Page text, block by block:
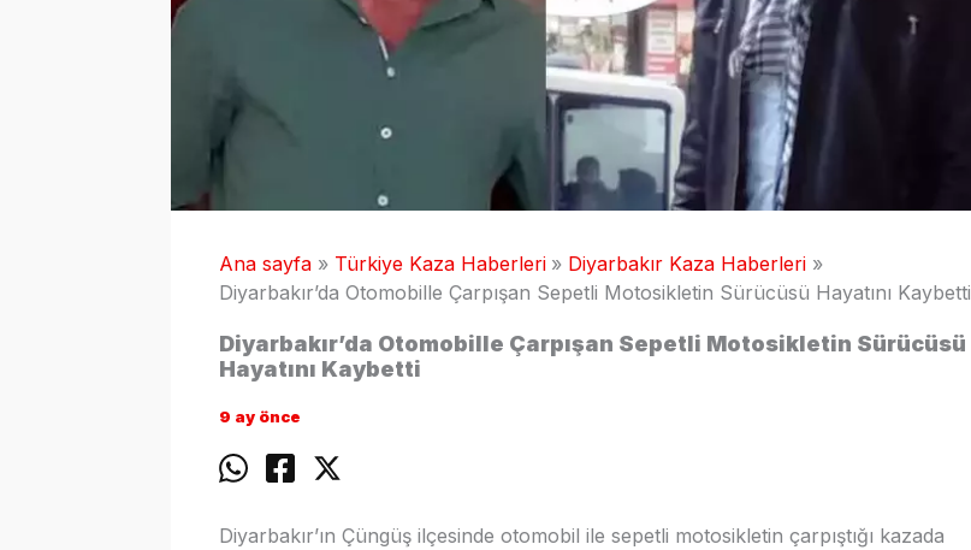
Ana sayfa Türkiye Kaza Haberleri
Diyarbakır Kaza Haberleri
Diyarbakır’da Otomobille Çarpışan Sepetli Motosikletin Sürücüsü Hayatını Kaybetti
Diyarbakır’da Otomobille Çarpışan Sepetli Motosikletin Sürücüsü
Hayatını Kaybetti
9 ay önce
Diyarbakır’ın Çüngüş ilçesinde otomobil ile sepetli motosikletin çarpıştığı kazada